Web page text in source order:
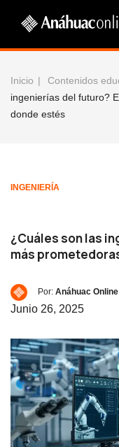
Inicio Contenidos
ingenierías del futuro?
donde estés
INGENIERÍA
¿Cuáles son las
más
Por: Anáhuac Online
Junio 26, 2025